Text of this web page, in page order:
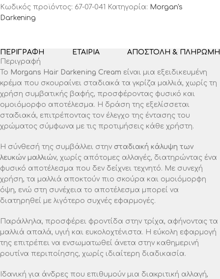
Κωδικός προϊόντος: 67-07-041 Κατηγορία: Morgan's
Darkening
ΠΕΡΙΓΡΑΦΉ ΕΤΑΙΡΊΑ
ΑΠΟΣΤΟΛΉ & ΠΛΗΡΩΜΉ
Περιγραφή
Το Morgans Hair Darkening Cream είναι μια εξειδικευμένη
κρέμα που σκουραίνει σταδιακά τα γκρίζα μαλλιά, χωρίς τη
χρήση συμβατικής βαφής, προσφέροντας φυσικό και
ομοιόμορφο αποτέλεσμα. Η δράση της εξελίσσεται
σταδιακά, επιτρέποντας τον έλεγχο της έντασης του
χρώματος σύμφωνα με τις προτιμήσεις κάθε χρήστη.
Η σύνθεσή της συμβάλλει στην σταδιακή κάλυψη των
λευκών μαλλιών, χωρίς απότομες αλλαγές, διατηρώντας ένα
φυσικό αποτέλεσμα που δεν δείχνει τεχνητό. Με συνεχή
χρήση, τα μαλλιά αποκτούν πιο σκούρα και ομοιόμορφη
όψη, ενώ στη συνέχεια το αποτέλεσμα μπορεί να
διατηρηθεί με λιγότερο συχνές εφαρμογές.
Παράλληλα, προσφέρει φροντίδα στην τρίχα, αφήνοντας τα
μαλλιά απαλά, υγιή και ευκολοχτένιστα. Η εύκολη εφαρμογή
της επιτρέπει να ενσωματωθεί άνετα στην καθημερινή
ρουτίνα περιποίησης, χωρίς ιδιαίτερη διαδικασία.
Ιδανική για άνδρες που επιθυμούν μια διακριτική αλλαγή,